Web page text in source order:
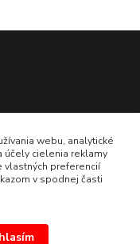
webu, analytické
účely cielenia reklamy
vlastných preferencií
v spodnej časti